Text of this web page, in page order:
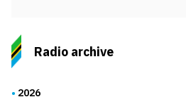
Radio archive
2026